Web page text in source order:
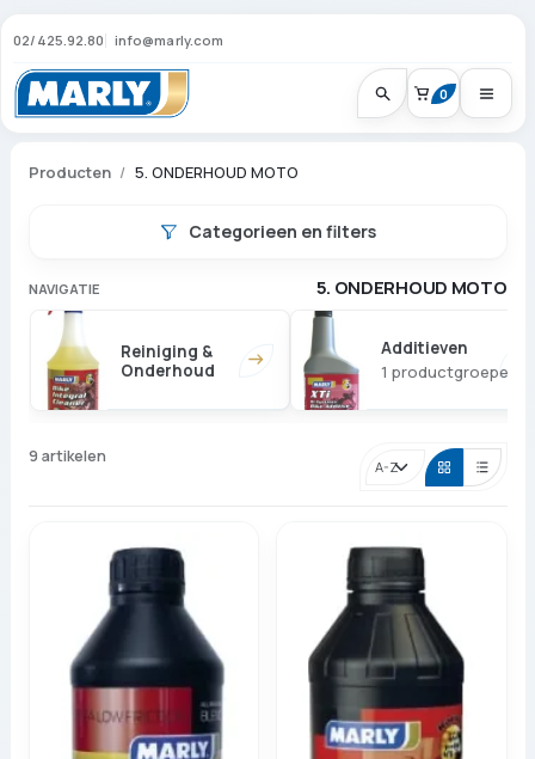
02/425.92.80 info@marly.com
0
Producten 5. ONDERHOUD MOTO
Categorieen en filters
NAVIGATIE 5. ONDERHOUD MOTO
Reiniging &
Onderhoud
Additieven
1 productgroepen
9 artikelen
Sorteren